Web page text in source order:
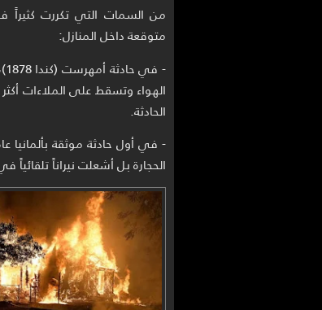
من السمات التي تكررت كثيراً
متوقعة داخل المنازل:
-
الهواء وتسقط على الملاءات
الحادثة.
الحجارة بل أشعلت نيراناً تلقائياً